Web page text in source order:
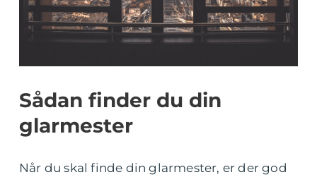
Sådan finder du din
glarmester
Når du skal finde din glarmester, er der god